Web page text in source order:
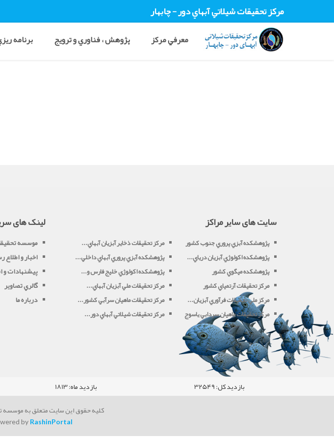
مرکز تحقيقات شيلاتي آبهاي دور - چابهار
معرفي مرکز پژوهش ، فناوري و ترويج برنامه
سایت های سایر مراکز
پژوهشکده آبزي پروري جنوب کشور
مرکز تحقيقات ذخاير آبزيان آبهاي...
پژوهشکده اکولوژي آبزيان درياي...
پژوهشکده آبزي پروري آبهاي داخلي...
پژوهشکده ميگوي کشور
پژوهشکده اکولوژي خليج فارس و...
مرکز تحقيقات آرتمياي کشور
مرکز تحقيقات ملي آبزيان آبهاي...
مرکز ملي تحقيقات فرآوري آبزيان...
مرکز تحقيقات ماهيان سرآبي کشور...
مرکز تحقيقات ماهيان سردابي ياسوج
مرکز تحقيقات شيلاتي آبهاي دور...
لینک های
موسسه
اخبار و اطلاع
پیشنهادات و
گالري تصاوير
درباره ما
بازدید ماه:1813 بازدید کل:32549
کلیه حقوق این سایت متعلق به موسسه
by RashinPortal